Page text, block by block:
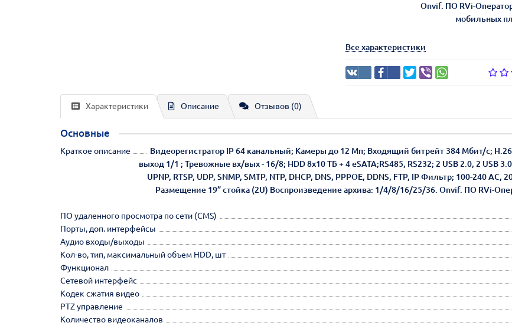
Onvif. ПО RVi-
мобильных
Все характеристики
Характеристики Описание Отзывов (0)
Основные
Краткое описание
Видеорегистратор IP 64 канальный; Камеры до 12 Мп; Входящий битрейт 384 Мбит/с;
выход 1/1 ; Тревожные вх/вых - 16/8; HDD 8x10 ТБ + 4 eSATA;RS485, RS232; 2 USB 2.0, 2 USB
UPNP, RTSP, UDP, SNMP, SMTP, NTP, DHCP, DNS, PPPOE, DDNS, FTP, IP Фильтр; 100-240
Размещение 19” стойка (2U) Воспроизведение архива: 1/4/8/16/25/36. Onvif. ПО RVi-
ПО удаленного просмотра по сети (CMS)
Порты, доп. интерфейсы
Аудио входы/выходы
Кол-во, тип, максимальный объем HDD, шт
Функционал
Сетевой интерфейс
Кодек сжатия видео
PTZ управление
Количество видеоканалов